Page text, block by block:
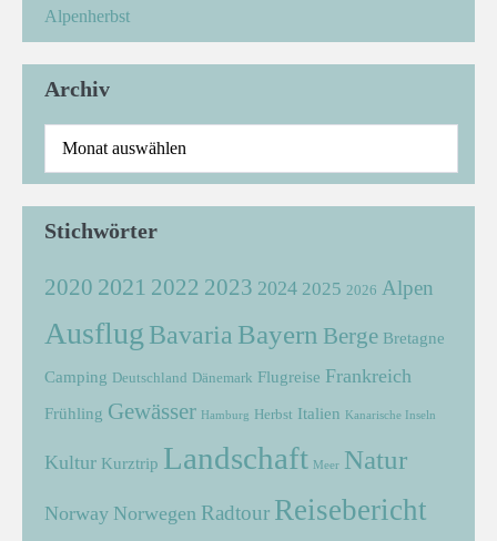
Alpenherbst
Archiv
Stichwörter
2020 2021 2022 2023 2024 2025 2026 Alpen
Ausflug Bavaria Bayern Berge Bretagne
Camping Deutschland Dänemark Flugreise Frankreich
Frühling Gewässer Hamburg Herbst Italien Kanarische Inseln
Kultur Kurztrip Landschaft Meer Natur
Norway Norwegen Radtour Reisebericht